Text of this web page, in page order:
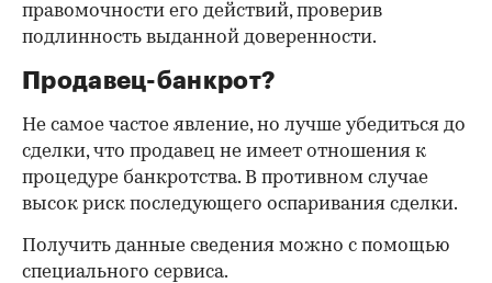
правомочности его действий, проверив
подлинность выданной доверенности.
Продавец-банкрот?
Не самое частое явление, но лучше убедиться до
сделки, что продавец не имеет отношения к
процедуре банкротства. В противном случае
высок риск последующего оспаривания сделки.
Получить данные сведения можно с помощью
специального сервиса.